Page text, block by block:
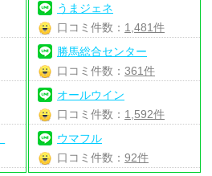
うまジェネ
口コミ件数： 1,481件
勝馬総合センター
口コミ件数： 361件
オールウイン
口コミ件数： 1,592件
ウマフル
口コミ件数： 92件